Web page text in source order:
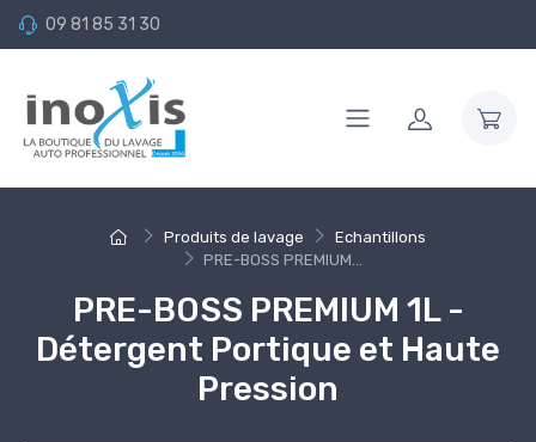
09 81 85 31 30
Produits de lavage
Echantillons
PRE-BOSS PREMIUM...
PRE-BOSS PREMIUM 1L -
Détergent Portique et Haute
Pression